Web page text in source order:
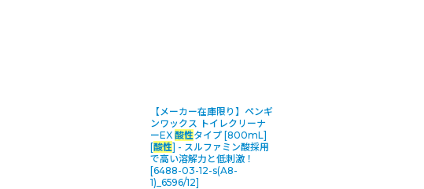
【メーカー在庫限り】ペンギ
ンワックス トイレクリーナ
ーEX 酸性タイプ [800mL]
[酸性] - スルファミン酸採用
で高い溶解力と低刺激！
[6488-03-12-s(A8-
1)_6596/12]